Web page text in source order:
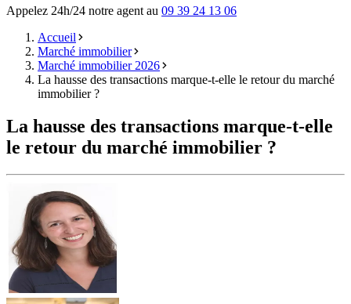
Appelez 24h/24 notre agent au 09 39 24 13 06
Accueil
Marché immobilier
Marché immobilier 2026
La hausse des transactions marque-t-elle le retour du marché
immobilier ?
La hausse des transactions marque-t-elle
le retour du marché immobilier ?